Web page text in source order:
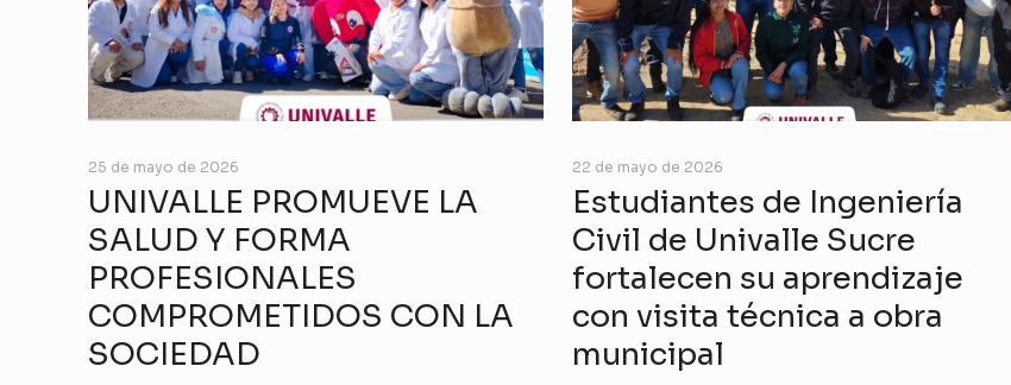
25 de mayo de 2026
UNIVALLE PROMUEVE LA
SALUD Y FORMA
PROFESIONALES
COMPROMETIDOS CON LA
SOCIEDAD
22 de mayo de 2026
Estudiantes de Ingeniería
Civil de Univalle Sucre
fortalecen su aprendizaje
con visita técnica a obra
municipal